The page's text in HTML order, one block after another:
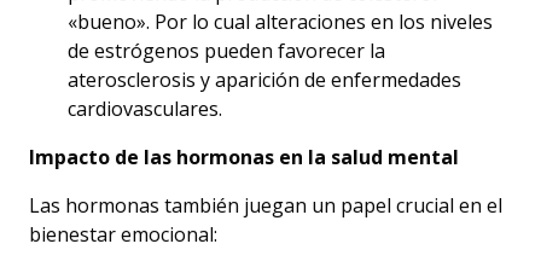
«bueno». Por lo cual alteraciones en los niveles
de estrógenos pueden favorecer la
aterosclerosis y aparición de enfermedades
cardiovasculares.
Impacto de las hormonas en la salud mental
Las hormonas también juegan un papel crucial en el
bienestar emocional: